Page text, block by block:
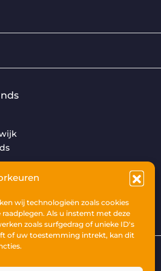
wij technologieën zoals cookies
Als u instemt met deze
zoals surfgedrag of unieke ID's
of uw toestemming intrekt, kan dit
9969